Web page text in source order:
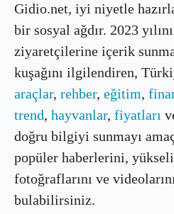
Gidio.net, iyi niyetle
bir sosyal ağdır. 2023
ziyaretçilerine içerik
kuşağını ilgilendiren,
araçlar, rehber, eğitim,
trend, hayvanlar, fiyatları
doğru bilgiyi sunmayı
popüler haberlerini,
fotoğraflarını ve
bulabilirsiniz.